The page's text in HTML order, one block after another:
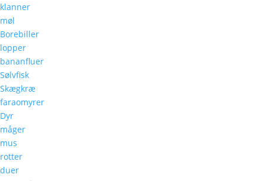
klanner
møl
Borebiller
lopper
bananfluer
Sølvfisk
Skægkræ
faraomyrer
Dyr
måger
mus
rotter
duer